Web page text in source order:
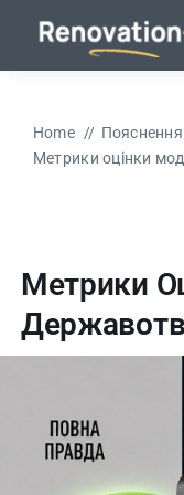
змісту
Home
Пояснення
Метрики оцінки
Метрики